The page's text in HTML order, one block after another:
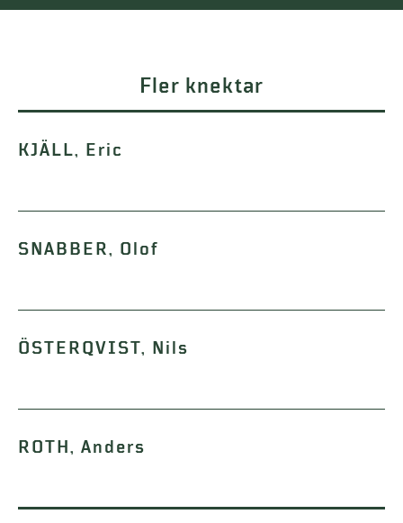
Fler knektar
KJÄLL, Eric
SNABBER, Olof
ÖSTERQVIST, Nils
ROTH, Anders